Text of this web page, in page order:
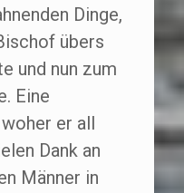
Dinge,
übers
und nun zum
Eine
er all
Dank an
Männer in